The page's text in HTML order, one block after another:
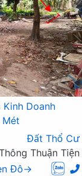
Doanh
Mét
Đất Thổ Cư
Thuận Tiện
Đô→